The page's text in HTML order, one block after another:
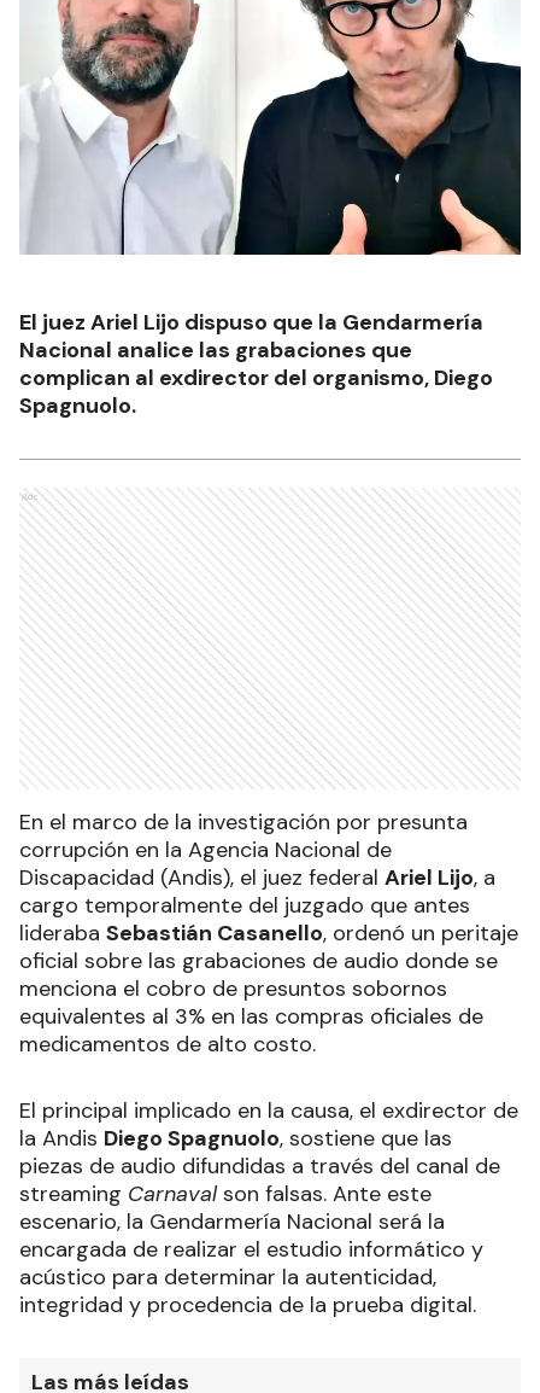
El juez Ariel Lijo dispuso que la Gendarmería
Nacional analice las grabaciones que
complican al exdirector del organismo, Diego
Spagnuolo.
Ads
En el marco de la investigación por presunta
corrupción en la Agencia Nacional de
Discapacidad (Andis), el juez federal Ariel Lijo, a
cargo temporalmente del juzgado que antes
lideraba Sebastián Casanello, ordenó un peritaje
oficial sobre las grabaciones de audio donde se
menciona el cobro de presuntos sobornos
equivalentes al 3% en las compras oficiales de
medicamentos de alto costo.
El principal implicado en la causa, el exdirector de
la Andis Diego Spagnuolo, sostiene que las
piezas de audio difundidas a través del canal de
streaming Carnavalson falsas. Ante este
escenario, la Gendarmería Nacional será la
encargada de realizar el estudio informático y
acústico para determinar la autenticidad,
integridad y procedencia de la prueba digital.
Las más leídas